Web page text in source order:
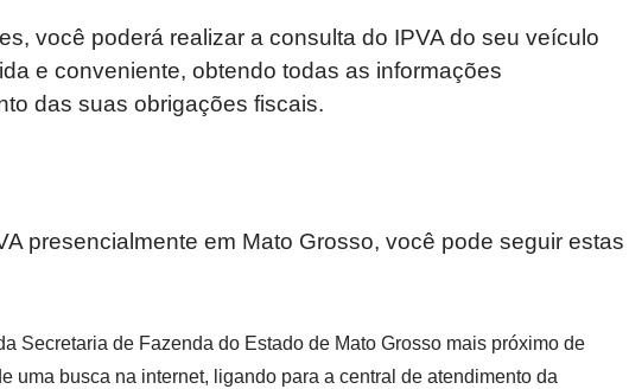
você poderá realizar a consulta do IPVA do seu veículo
e conveniente, obtendo todas as informações
das suas obrigações fiscais.
presencialmente em Mato Grosso, você pode seguir estas
Secretaria de Fazenda do Estado de Mato Grosso mais próximo de
uma busca na internet, ligando para a central de atendimento da